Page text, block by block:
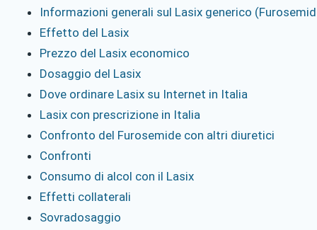
Informazioni generali sul Lasix generico
Effetto del Lasix
Prezzo del Lasix economico
Dosaggio del Lasix
Dove ordinare Lasix su Internet in Italia
Lasix con prescrizione in Italia
Confronto del Furosemide con altri diuretici
Confronti
Consumo di alcol con il Lasix
Effetti collaterali
Sovradosaggio